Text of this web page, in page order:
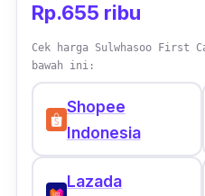
Rp.655 ribu
Cek harga Sulwhasoo First
bawah ini:
Shopee
Indonesia
Lazada